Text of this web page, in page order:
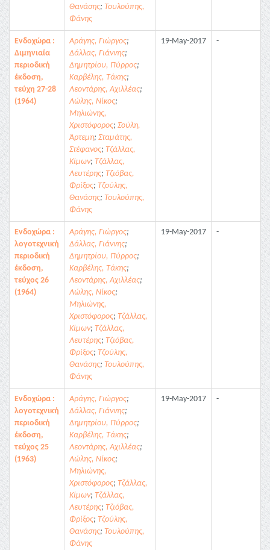
Θανάσης; Τουλούπης,
Φάνης
Ενδοχώρα :
Διμηνιαία
περιοδική
έκδοση,
τεύχη 27-28
(1964)
Αράγης, Γιώργος;
Δάλλας, Γιάννης;
Δημητρίου, Πύρρος;
Καρβέλης, Τάκης;
Λεοντάρης, Αχιλλέας;
Λώλης, Νίκος;
Μηλιώνης,
Χριστόφορος; Σούλη,
Άρτεμη; Σταμάτης,
Στέφανος; Τζάλλας,
Κίμων; Τζάλλας,
Λευτέρης; Τζιόβας,
Φρίξος; Τζούλης,
Θανάσης; Τουλούπης,
Φάνης
19-May-2017 -
Ενδοχώρα :
λογοτεχνική
περιοδική
έκδοση,
τεύχος 26
(1964)
Αράγης, Γιώργος;
Δάλλας, Γιάννης;
Δημητρίου, Πύρρος;
Καρβέλης, Τάκης;
Λεοντάρης, Αχιλλέας;
Λώλης, Νίκος;
Μηλιώνης,
Χριστόφορος; Τζάλλας,
Κίμων; Τζάλλας,
Λευτέρης; Τζιόβας,
Φρίξος; Τζούλης,
Θανάσης; Τουλούπης,
Φάνης
19-May-2017 -
Ενδοχώρα :
λογοτεχνική
περιοδική
έκδοση,
τεύχος 25
(1963)
Αράγης, Γιώργος;
Δάλλας, Γιάννης;
Δημητρίου, Πύρρος;
Καρβέλης, Τάκης;
Λεοντάρης, Αχιλλέας;
Λώλης, Νίκος;
Μηλιώνης,
Χριστόφορος; Τζάλλας,
Κίμων; Τζάλλας,
Λευτέρης; Τζιόβας,
Φρίξος; Τζούλης,
Θανάσης; Τουλούπης,
Φάνης
19-May-2017 -